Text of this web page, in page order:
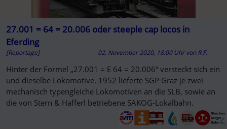
27.001 = 64 = 20.006 oder steeple cap locos in
Eferding
[Reportage] 02. November 2020, 18:00 Uhr vonR.F.
Hinter der Formel „27.001 = E 64 = 20.006“ versteckt sich ein
und dieselbe Lokomotive. 1952 lieferte SGP Graz je zwei
mechanisch typengleiche Lokomotiven an die SLB, sowie an
die von Stern & Hafferl betriebene SAKOG-Lokalbahn.